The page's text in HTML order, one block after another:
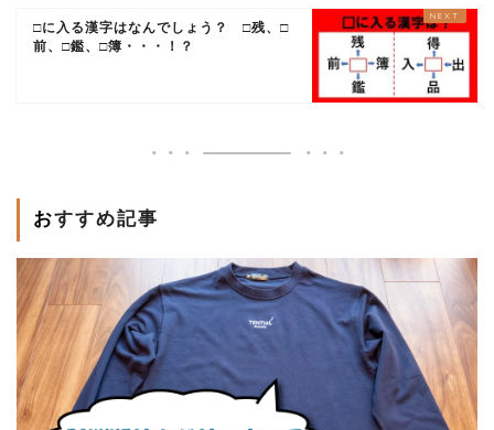
□に入る漢字はなんでしょう？ □残、□
前、□鑑、□簿・・・！？
おすすめ記事